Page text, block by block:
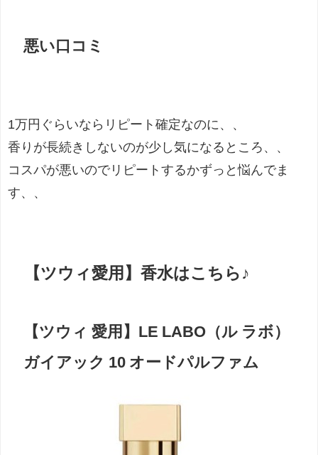
悪い口コミ
1万円ぐらいならリピート確定なのに、、
香りが長続きしないのが少し気になるところ、、
コスパが悪いのでリピートするかずっと悩んでま
す、、
【ツウィ愛用】香水はこちら♪
【ツウィ 愛用】LE LABO（ル ラボ）
ガイアック 10 オードパルファム